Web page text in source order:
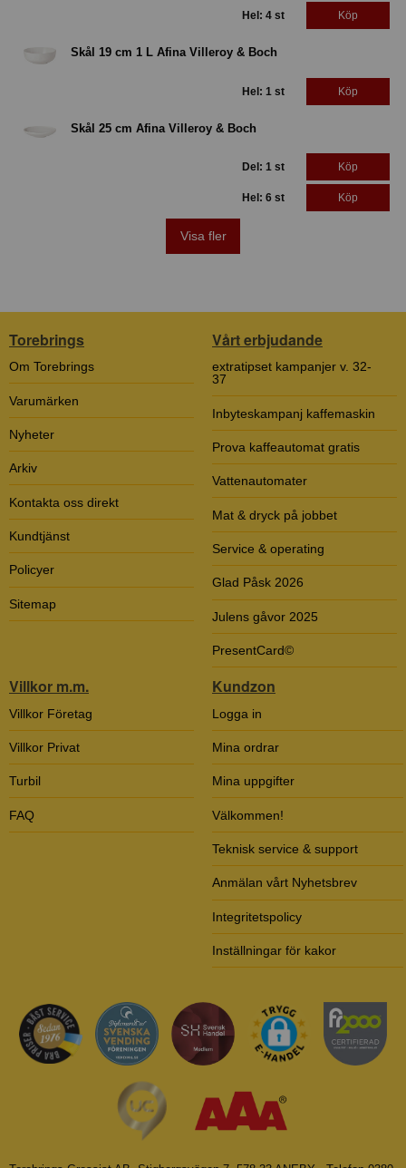
Hel: 4 st Köp
Skål 19 cm 1 L Afina Villeroy & Boch
Hel: 1 st Köp
Skål 25 cm Afina Villeroy & Boch
Del: 1 st Köp
Hel: 6 st Köp
Visa fler
Torebrings
Om Torebrings
Varumärken
Nyheter
Arkiv
Kontakta oss direkt
Kundtjänst
Policyer
Sitemap
Vårt erbjudande
extratipset kampanjer v. 32-
37
Inbyteskampanj kaffemaskin
Prova kaffeautomat gratis
Vattenautomater
Mat & dryck på jobbet
Service & operating
Glad Påsk 2026
Julens gåvor 2025
PresentCard©
Villkor m.m.
Villkor Företag
Villkor Privat
Turbil
FAQ
Kundzon
Logga in
Mina ordrar
Mina uppgifter
Välkommen!
Teknisk service & support
Anmälan vårt Nyhetsbrev
Integritetspolicy
Inställningar för kakor